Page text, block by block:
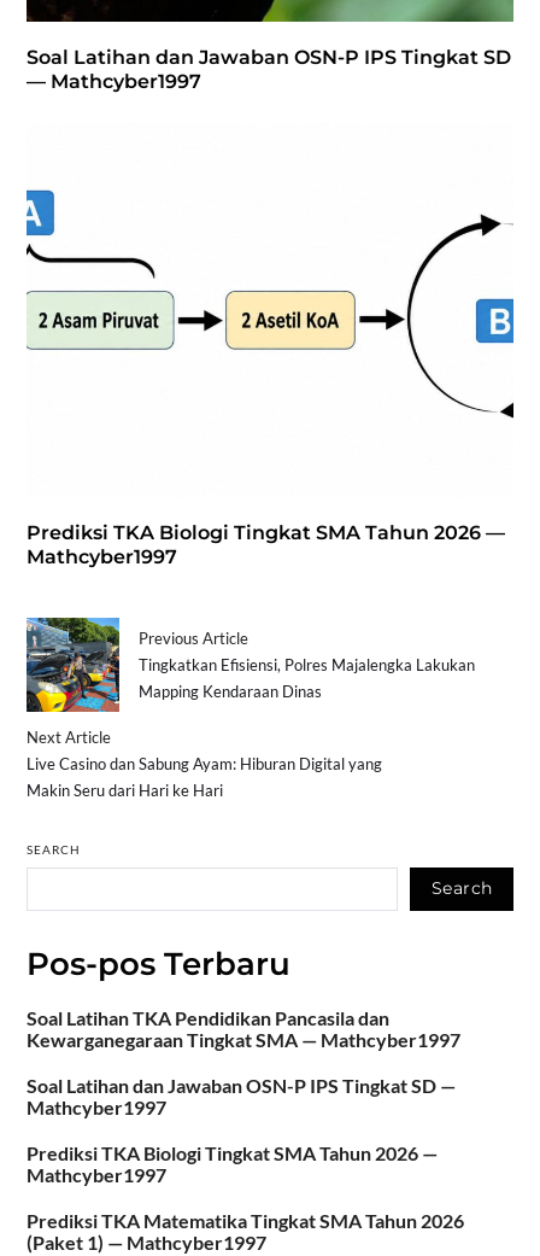
Soal Latihan dan Jawaban OSN-P IPS Tingkat SD
— Mathcyber1997
Prediksi TKA Biologi Tingkat SMA Tahun 2026 —
Mathcyber1997
Previous Article
Tingkatkan Efisiensi, Polres Majalengka Lakukan
Mapping Kendaraan Dinas
Next Article
Live Casino dan Sabung Ayam: Hiburan Digital yang
Makin Seru dari Hari ke Hari
SEARCH
Search
Pos-pos Terbaru
Soal Latihan TKA Pendidikan Pancasila dan
Kewarganegaraan Tingkat SMA — Mathcyber1997
Soal Latihan dan Jawaban OSN-P IPS Tingkat SD —
Mathcyber1997
Prediksi TKA Biologi Tingkat SMA Tahun 2026 —
Mathcyber1997
Prediksi TKA Matematika Tingkat SMA Tahun 2026
(Paket 1) — Mathcyber1997